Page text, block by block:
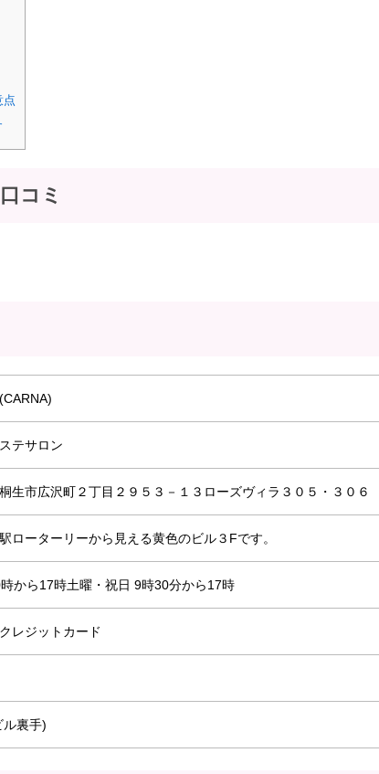
点
コミ
テサロン
生市広沢町２丁目２９５３－１３ローズヴィラ３０５・３０６
ローターリーから見える黄色のビル３Fです。
から17時土曜・祝日 9時30分から17時
レジットカード
ル裏手)